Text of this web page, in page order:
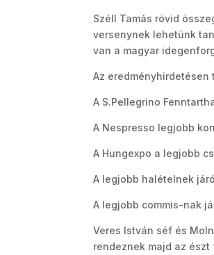
Széll Tamás rövid
versenynek lehetünk
van a magyar
Az
A S.Pellegrino
A Nespresso legjobb
A Hungexpo a legjobb
A legjobb halételnek
A legjobb commis-nak
Veres István séf és
rendeznek majd az észt